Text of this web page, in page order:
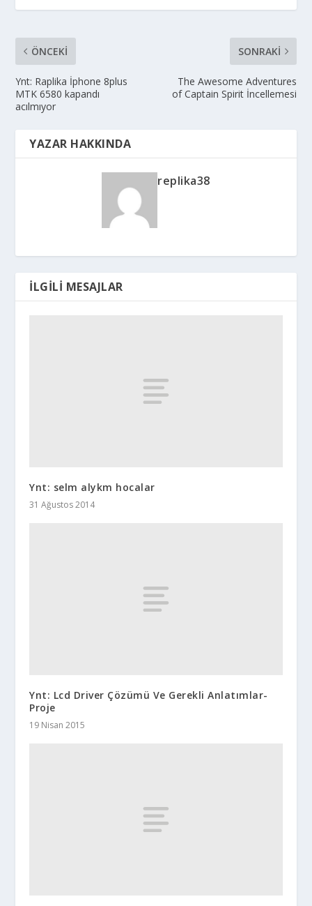
ÖNCEKI
Ynt: Raplika İphone 8plus
MTK 6580 kapandı
acılmıyor
SONRAKI
The Awesome Adventures
of Captain Spirit İncellemesi
YAZAR HAKKINDA
replika38
İLGILI MESAJLAR
Ynt: selm alykm hocalar
31 Ağustos 2014
Ynt: Lcd Driver Çözümü Ve Gerekli Anlatımlar-
Proje
19 Nisan 2015